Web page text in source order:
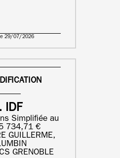
29/07/2026
IDF
Simplifiée au
734,71 €
GUILLERME,
GRENOBLE